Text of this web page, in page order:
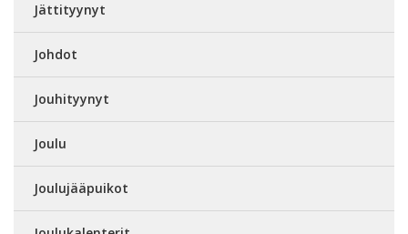
Jättityynyt
Johdot
Jouhityynyt
Joulu
Joulujääpuikot